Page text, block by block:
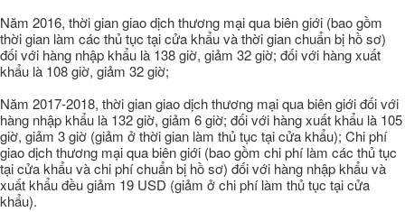
Năm 2016, thời gian giao dịch thương mại qua biên giới (bao gồm
thời gian làm các thủ tục tại cửa khẩu và thời gian chuẩn bị hồ sơ)
đối với hàng nhập khẩu là 138 giờ, giảm 32 giờ; đối với hàng xuất
khẩu là 108 giờ, giảm 32 giờ;
Năm 2017-2018, thời gian giao dịch thương mại qua biên giới đối với
hàng nhập khẩu là 132 giờ, giảm 6 giờ; đối với hàng xuất khẩu là 105
giờ, giảm 3 giờ (giảm ở thời gian làm thủ tục tại cửa khẩu); Chi phí
giao dịch thương mại qua biên giới (bao gồm chi phí làm các thủ tục
tại cửa khẩu và chi phí chuẩn bị hồ sơ) đối với hàng nhập khẩu và
xuất khẩu đều giảm 19 USD (giảm ở chi phí làm thủ tục tại cửa
khẩu).